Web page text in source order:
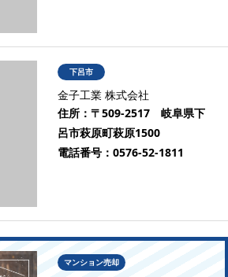
下呂市
金子工業 株式会社
住所： 〒509-2517 岐阜県下
呂市萩原町萩原1500
電話番号： 0576-52-1811
マンション売却